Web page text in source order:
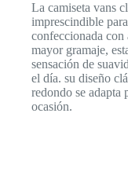
La camiseta vans
imprescindible
confeccionada
mayor gramaje,
sensación de
el día. su diseño
redondo se adapta
ocasión.